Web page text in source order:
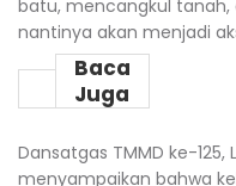
batu, mencangkul
nantinya akan menjadi
Baca
Juga
Dansatgas TMMD ke-125,
menyampaikan bahwa